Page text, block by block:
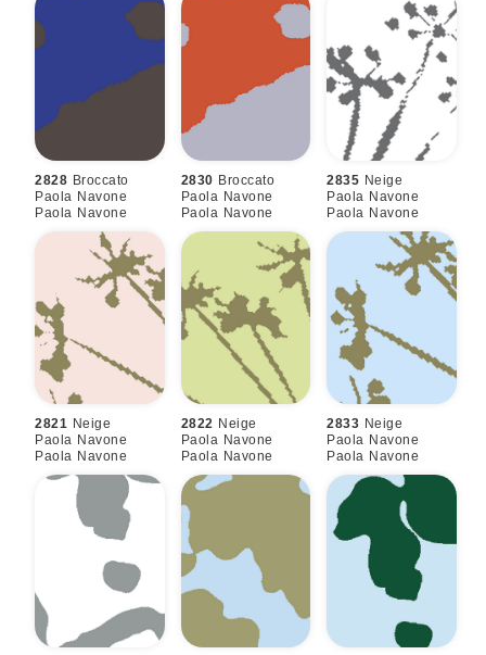
2828 Broccato
Paola Navone
Paola Navone
2830 Broccato
Paola Navone
Paola Navone
2835 Neige
Paola Navone
Paola Navone
2821 Neige
Paola Navone
Paola Navone
2822 Neige
Paola Navone
Paola Navone
2833 Neige
Paola Navone
Paola Navone